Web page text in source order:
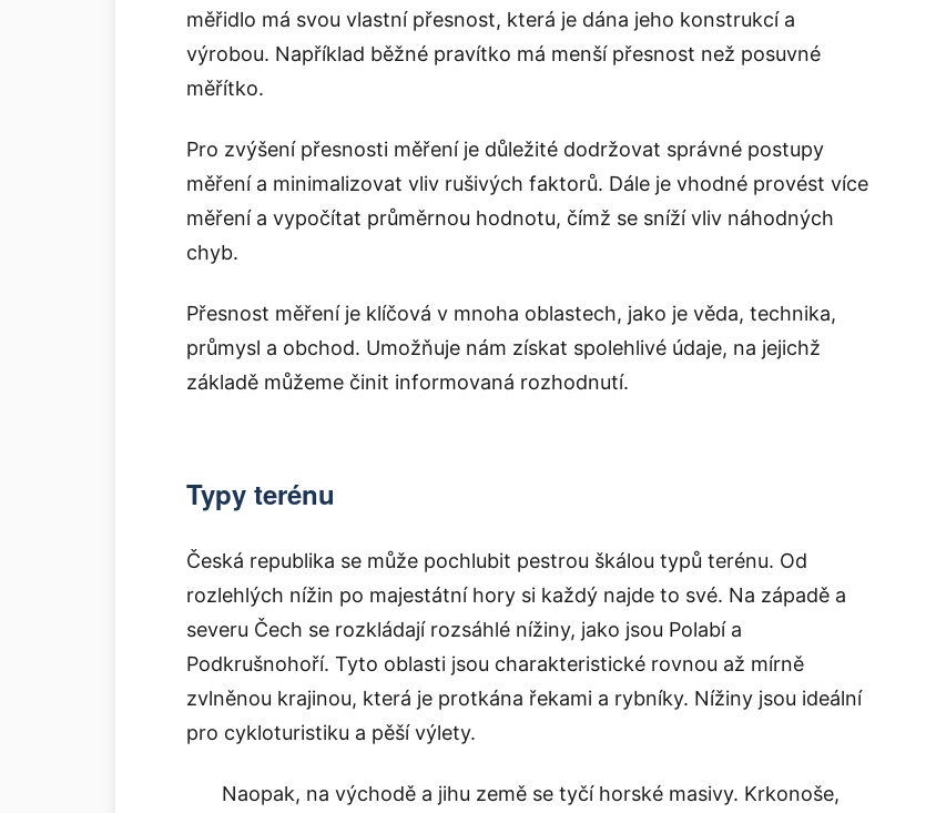
měřidlo má svou vlastní přesnost, která je dána jeho konstrukcí a
výrobou. Například běžné pravítko má menší přesnost než posuvné
měřítko.
Pro zvýšení přesnosti měření je důležité dodržovat správné postupy
měření a minimalizovat vliv rušivých faktorů. Dále je vhodné provést více
měření a vypočítat průměrnou hodnotu, čímž se sníží vliv náhodných
chyb.
Přesnost měření je klíčová v mnoha oblastech, jako je věda, technika,
průmysl a obchod. Umožňuje nám získat spolehlivé údaje, na jejichž
základě můžeme činit informovaná rozhodnutí.
Typy terénu
Česká republika se může pochlubit pestrou škálou typů terénu. Od
rozlehlých nížin po majestátní hory si každý najde to své. Na západě a
severu Čech se rozkládají rozsáhlé nížiny, jako jsou Polabí a
Podkrušnohoří. Tyto oblasti jsou charakteristické rovnou až mírně
zvlněnou krajinou, která je protkána řekami a rybníky. Nížiny jsou ideální
pro cykloturistiku a pěší výlety.
Naopak, na východě a jihu země se tyčí horské masivy. Krkonoše,